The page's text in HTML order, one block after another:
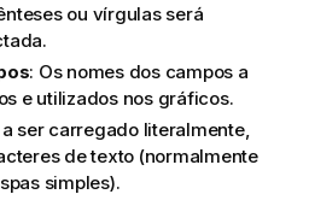
ou vírgulas será
: Os nomes dos campos a
e utilizados nos gráficos.
ser carregado literalmente,
de texto (normalmente
simples).